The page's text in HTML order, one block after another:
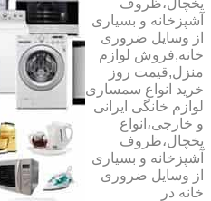
یخچال،ظروف
آشپزخانه و بسیاری
از وسایل ضروری
خانه,فروش لوازم
منزل,قیمت روز
خرید انواع سمساری
لوازم خانگی ایرانی
و خارجی،انواع
یخچال،ظروف
آشپزخانه و بسیاری
از وسایل ضروری
خانه در